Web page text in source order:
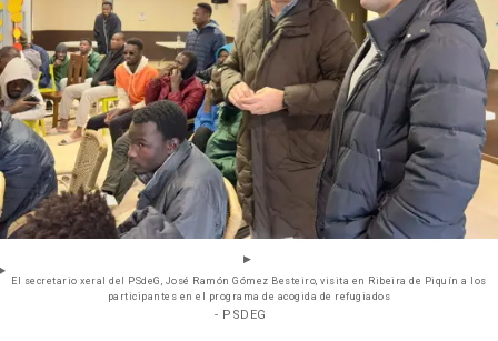
El secretario xeral del PSdeG, José Ramón Gómez Besteiro, visita en Ribeira de Piquín a los
participantes en el programa de acogida de refugiados
- PSDEG